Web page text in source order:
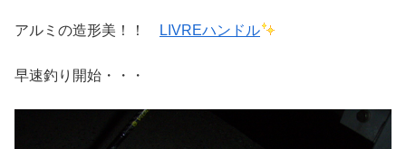
アルミの造形美！！ LIVREハンドル
早速釣り開始・・・